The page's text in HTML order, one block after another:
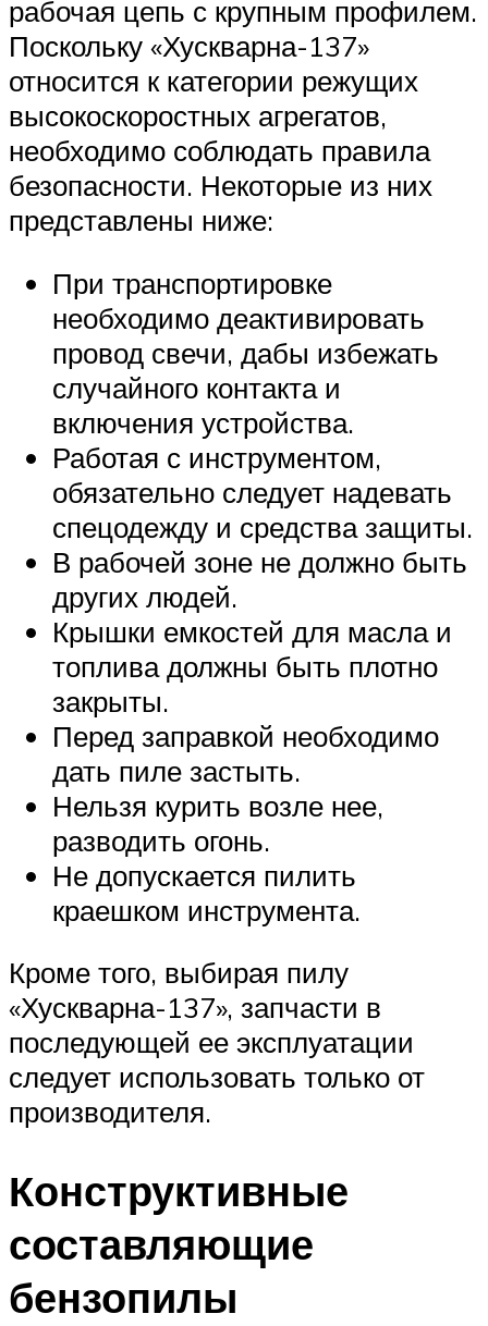
рабочая цепь с крупным профилем.
Поскольку «Хускварна-137»
относится к категории режущих
высокоскоростных агрегатов,
необходимо соблюдать правила
безопасности. Некоторые из них
представлены ниже:
При транспортировке
необходимо деактивировать
провод свечи, дабы избежать
случайного контакта и
включения устройства.
Работая с инструментом,
обязательно следует надевать
спецодежду и средства защиты.
В рабочей зоне не должно быть
других людей.
Крышки емкостей для масла и
топлива должны быть плотно
закрыты.
Перед заправкой необходимо
дать пиле застыть.
Нельзя курить возле нее,
разводить огонь.
Не допускается пилить
краешком инструмента.
Кроме того, выбирая пилу
«Хускварна-137», запчасти в
последующей ее эксплуатации
следует использовать только от
производителя.
Конструктивные
составляющие
бензопилы